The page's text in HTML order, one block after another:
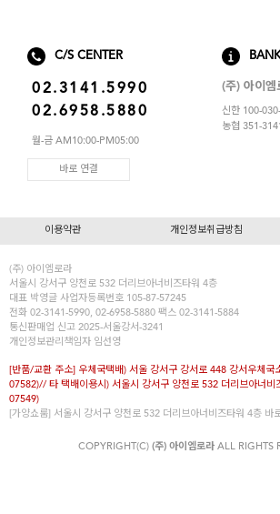
르미스떼르
미니마이저
아이엠로라
C/S CENTER
02.3141.5990
02.6958.5880
월-금 AM10:00-PM05:00
바로 연결
(주) 아이엠
신한 100-
농협 351-
이용약관 개인정보취급방침
(주) 아이엠로라
서울시 강서구 양천로 532 더리브아너비즈타워 4층
대표 박영글 사업자등록번호 105-87-57245
전화 02-3141-5990, 02-6958-5880 팩스 02-3141-5884
통신판매업 신고 2025-서울강서-3241
개인정보관리책임자 임선영
[반품/교환 주소] 우체국택배) 서울 강서구 강서로 448 강서우체국
07582)// 타 택배이용시) 서울시 강서구 양천로 532 더리브아너비
07549)
[가양쇼룸] 서울시 강서구 양천로 532 더리브아너비즈타워 4층 바
COPYRIGHT(C) (주) 아이엠로라ALL RIGHTS